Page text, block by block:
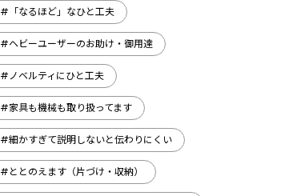
#「なるほど」なひと工夫
#ヘビーユーザーのお助け・御用達
#ノベルティにひと工夫
#家具も機械も取り扱ってます
#細かすぎて説明しないと伝わりにくい
#ととのえます（片づけ・収納）